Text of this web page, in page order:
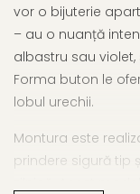
vor o bijuterie
– au o nuanță
albastru sau
Forma buton le
lobul urechii.
Montura este
prindere sigură tip